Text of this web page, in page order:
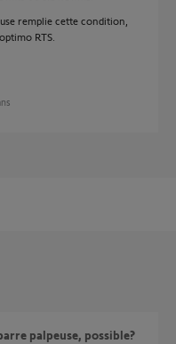
remplie cette condition,
RTS.
palpeuse, possible?